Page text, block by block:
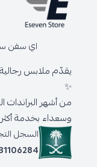
اي سفن
يقدّم ملابس
✨
من أشهر البراندات
وسعداء بخدمة أكثر من 300,000 عميل
السجل